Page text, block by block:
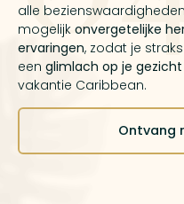
alle
mogelijk onvergetelijke
ervaringen, zodat je
een glimlach op je gezicht
vakantie Caribbean.
Ontvang